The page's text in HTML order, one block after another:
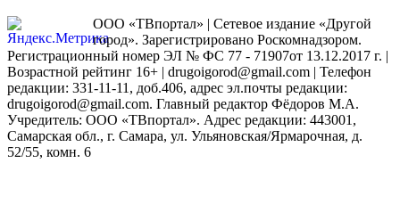
ООО «ТВпортал» | Сетевое издание «Другой
город». Зарегистрировано Роскомнадзором.
Регистрационный номер ЭЛ № ФС 77 - 71907от 13.12.2017 г. |
Возрастной рейтинг 16+ | drugoigorod@gmail.com | Телефон
редакции: 331-11-11, доб.406, адрес эл.почты редакции:
drugoigorod@gmail.com. Главный редактор Фёдоров М.А.
Учредитель: ООО «ТВпортал». Адрес редакции: 443001,
Самарская обл., г. Самара, ул. Ульяновская/Ярмарочная, д.
52/55, комн. 6